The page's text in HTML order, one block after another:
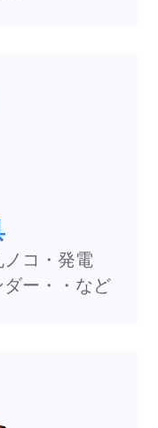
コ・発電
ー・・など